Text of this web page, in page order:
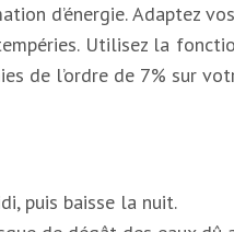
d’énergie. Adaptez
Utilisez la
de l’ordre de 7% sur
puis baisse la nuit.